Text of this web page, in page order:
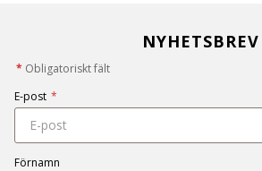
NYHETSBREV
* Obligatoriskt fält
E-post *
Förnamn